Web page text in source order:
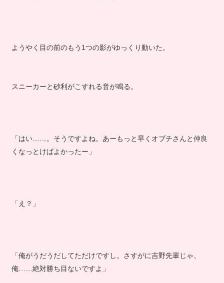
ようやく目の前のもう1つの影がゆっくり動いた。
スニーカーと砂利がこすれる音が鳴る。
「はい……。そうですよね。あーもっと早くオブチさんと仲良
くなっとけばよかったー」
「え？」
「俺がうだうだしてただけですし。さすがに吉野先輩じゃ、
俺……絶対勝ち目ないですよ」